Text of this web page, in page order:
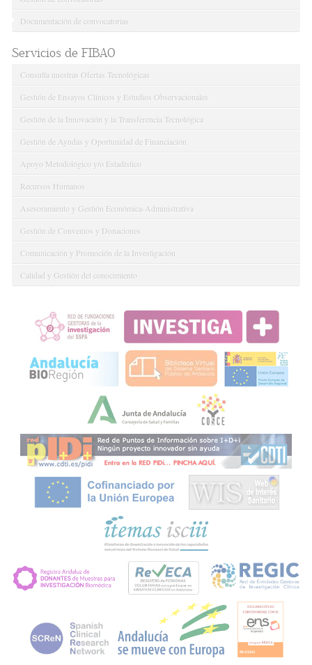
Documentación de convocatorias
Servicios de FIBAO
Consulta nuestras Ofertas Tecnológicas
Gestión de Ensayos Clínicos y Estudios Observacionales
Gestión de la Innovación y la Transferencia Tecnológica
Gestión de Ayudas y Oportunidad de Financiación
Apoyo Metodológico y/o Estadístico
Recursos Humanos
Asesoramiento y Gestión Económica-Administrativa
Gestión de Convenios y Donaciones
Comunicación y Promoción de la Investigación
Calidad y Gestión del conocimiento